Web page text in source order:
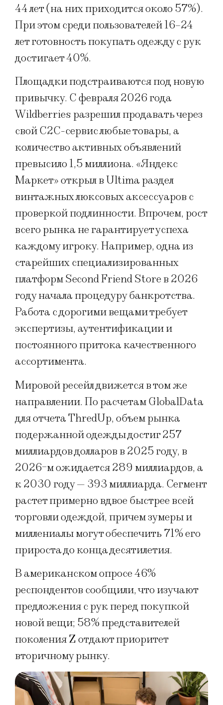
44 лет (на них приходится около 57%).
При этом среди пользователей 16–24
лет готовность покупать одежду с рук
достигает 40%.
Площадки подстраиваются под новую
привычку. С февраля 2026 года
Wildberries разрешил продавать через
свой C2C-сервис любые товары, а
количество активных объявлений
превысило 1,5 миллиона. «Яндекс
Маркет» открыл в Ultima раздел
винтажных люксовых аксессуаров с
проверкой подлинности. Впрочем, рост
всего рынка не гарантирует успеха
каждому игроку. Например, одна из
старейших специализированных
платформ Second Friend Store в 2026
году начала процедуру банкротства.
Работа с дорогими вещами требует
экспертизы, аутентификации и
постоянного притока качественного
ассортимента.
Мировой ресейл движется в том же
направлении. По расчетам GlobalData
для отчета ThredUp, объем рынка
подержанной одежды достиг 257
миллиардов долларов в 2025 году, в
2026-м ожидается 289 миллиардов, а
к 2030 году — 393 миллиарда. Сегмент
растет примерно вдвое быстрее всей
торговли одеждой, причем зумеры и
миллениалы могут обеспечить 71% его
прироста до конца десятилетия.
В американском опросе 46%
респондентов сообщили, что изучают
предложения с рук перед покупкой
новой вещи; 58% представителей
поколения Z отдают приоритет
вторичному рынку.